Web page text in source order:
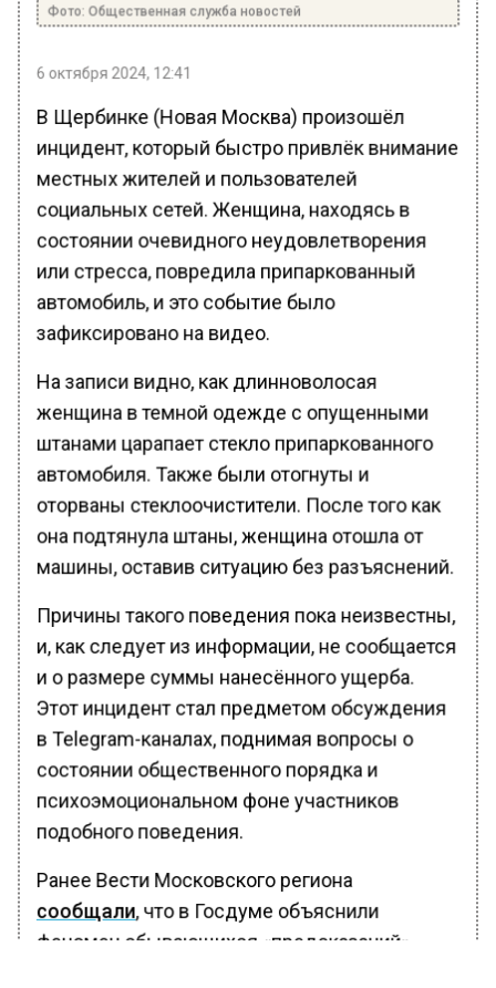
Фото: Общественная служба новостей
6 октября 2024, 12:41
В Щербинке (Новая Москва) произошёл
инцидент, который быстро привлёк внимание
местных жителей и пользователей
социальных сетей. Женщина, находясь в
состоянии очевидного неудовлетворения
или стресса, повредила припаркованный
автомобиль, и это событие было
зафиксировано на видео.
На записи видно, как длинноволосая
женщина в темной одежде с опущенными
штанами царапает стекло припаркованного
автомобиля. Также были отогнуты и
оторваны стеклоочистители. После того как
она подтянула штаны, женщина отошла от
машины, оставив ситуацию без разъяснений.
Причины такого поведения пока неизвестны,
и, как следует из информации, не сообщается
и о размере суммы нанесённого ущерба.
Этот инцидент стал предметом обсуждения
в Telegram-каналах, поднимая вопросы о
состоянии общественного порядка и
психоэмоциональном фоне участников
подобного поведения.
Ранее Вести Московского региона
сообщали, что в Госдуме объяснили
феномен сбывающихся «предсказаний»